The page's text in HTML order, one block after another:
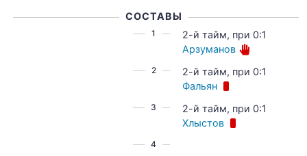
СОСТАВЫ
1
2-й тайм, при 0:1
Арзуманов
2
2-й тайм, при 0:1
Фальян
3
2-й тайм, при 0:1
Хлыстов
4